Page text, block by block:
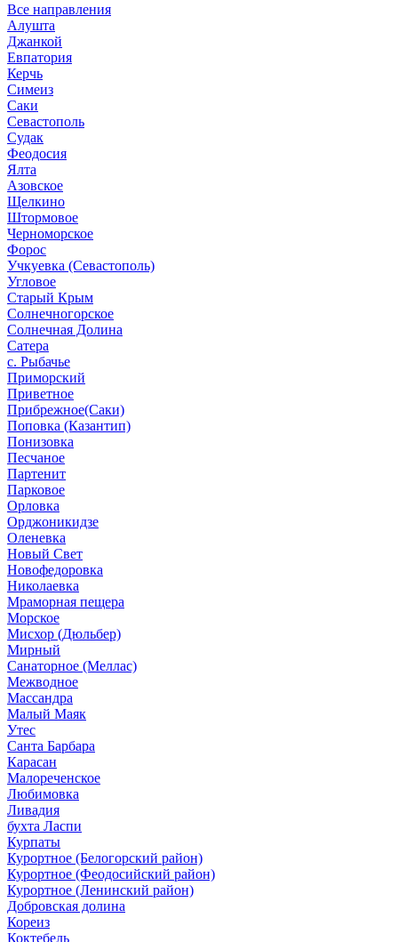
Все направления
Алушта
Джанкой
Евпатория
Керчь
Симеиз
Саки
Севастополь
Судак
Феодосия
Ялта
Азовское
Щелкино
Штормовое
Черноморское
Форос
Учкуевка (Севастополь)
Угловое
Старый Крым
Солнечногорское
Солнечная Долина
Сатера
с. Рыбачье
Приморский
Приветное
Прибрежное(Саки)
Поповка (Казантип)
Понизовка
Песчаное
Партенит
Парковое
Орловка
Орджоникидзе
Оленевка
Новый Свет
Новофедоровка
Николаевка
Мраморная пещера
Морское
Мисхор (Дюльбер)
Мирный
Санаторное (Меллас)
Межводное
Массандра
Малый Маяк
Утес
Санта Барбара
Карасан
Малореченское
Любимовка
Ливадия
бухта Ласпи
Курпаты
Курортное (Белогорский район)
Курортное (Феодосийский район)
Курортное (Ленинский район)
Добровская долина
Кореиз
Коктебель